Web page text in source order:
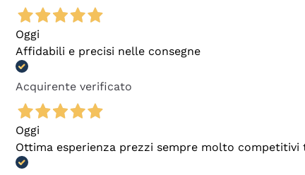
Oggi
Affidabili e precisi nelle consegne
Acquirente verificato
Oggi
Ottima esperienza prezzi sempre molto